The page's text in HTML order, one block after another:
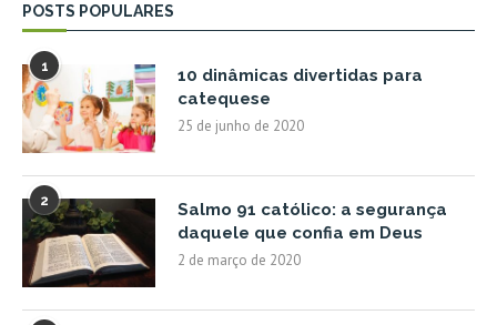
POSTS POPULARES
1
10 dinâmicas divertidas para
catequese
25 de junho de 2020
2
Salmo 91 católico: a segurança
daquele que confia em Deus
2 de março de 2020